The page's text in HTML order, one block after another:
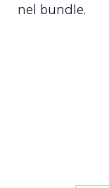
nel bundle.